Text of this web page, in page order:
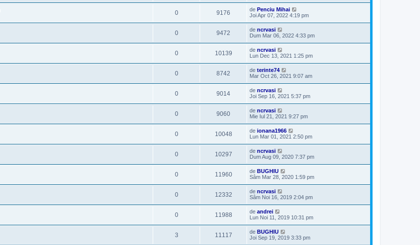
0 9176 de Penciu Mihai
Joi Apr 07, 2022 4:19 pm
0 9472 de ncrvasi
Dum Mar 06, 2022 4:33 pm
0 10139 de ncrvasi
Lun Dec 13, 2021 1:25 pm
0 8742 de terinte74
Mar Oct 26, 2021 9:07 am
0 9014 de ncrvasi
Joi Sep 16, 2021 5:37 pm
0 9060 de ncrvasi
Mie Iul 21, 2021 9:27 pm
0 10048 de ionana1966
Lun Mar 01, 2021 2:50 pm
0 10297 de ncrvasi
Dum Aug 09, 2020 7:37 pm
0 11960 de BUGHIU
Sâm Mar 28, 2020 1:59 pm
0 12332 de ncrvasi
Sâm Noi 16, 2019 2:04 pm
0 11988 de andrei
Lun Noi 11, 2019 10:31 pm
3 11117 de BUGHIU
Joi Sep 19, 2019 3:33 pm